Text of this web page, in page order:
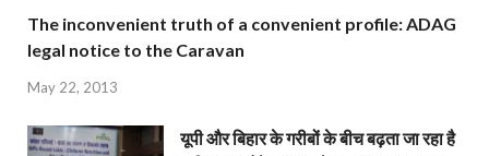
The inconvenient truth of a convenient profile: ADAG
legal notice to the Caravan
May 22, 2013
यूपी और बिहार के गरीबों के बीच बढ़ता जा रहा है